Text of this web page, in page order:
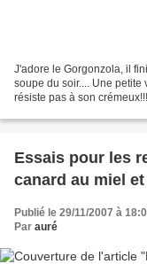
J'adore le Gorgonzola, il
soupe du soir.... Une
résiste pas à son
Essais pour les
canard au miel
Publié le 29/11/2007 à
Par auré